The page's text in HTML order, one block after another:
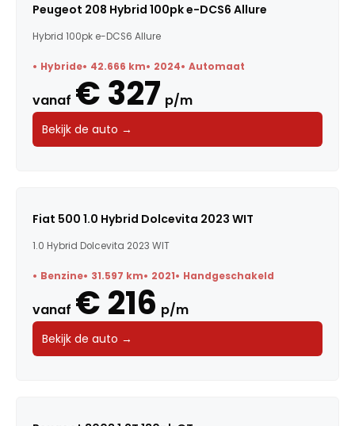
Trefwoorden
Maandbedrag
Kilometerstand
Carrosserie
Transmissie
Peugeot 208 Hybrid 100pk e-DCS6 Allure
Hybrid 100pk e-DCS6 Allure
Hybride 42.666 km 2024 Automaat
vanaf € 327 p/m
Bekijk de auto →
Fiat 500 1.0 Hybrid Dolcevita 2023 WIT
1.0 Hybrid Dolcevita 2023 WIT
Benzine 31.597 km 2021 Handgeschakeld
vanaf € 216 p/m
Bekijk de auto →